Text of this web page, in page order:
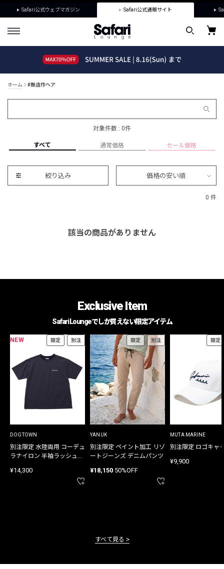
Safari公式ウェブマガジン Safari公式通販サイト
ホーム #無造作ヘア
対象件数 : 0件
すべて 通常価格 セール価格
絞り込み 価格の安い順
0 件
該当の商品がありません
Exclusive Item
Safari Loungeでしか買えない限定アイテム
NEW 限定 別注
DOGTOWN
別注限定 水陸両用 コーデュ
ラナイロン 半袖ラッシュガ
¥14,300
限定 別注
YANUK
別注限定 ペイント加工 リゾ
ートジーンズ デニムパンツ
¥18,150 50%OFF
限定
MUTA MARINE
別注限定 ロゴキャ
¥9,900
すべて見る